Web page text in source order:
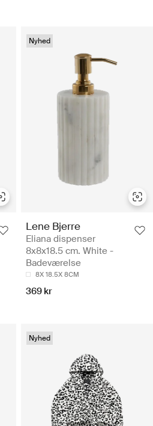
Nyhed
Lene Bjerre
Eliana dispenser
8x8x18.5 cm. White -
Badeværelse
8X 18.5X 8CM
369 kr
Nyhed